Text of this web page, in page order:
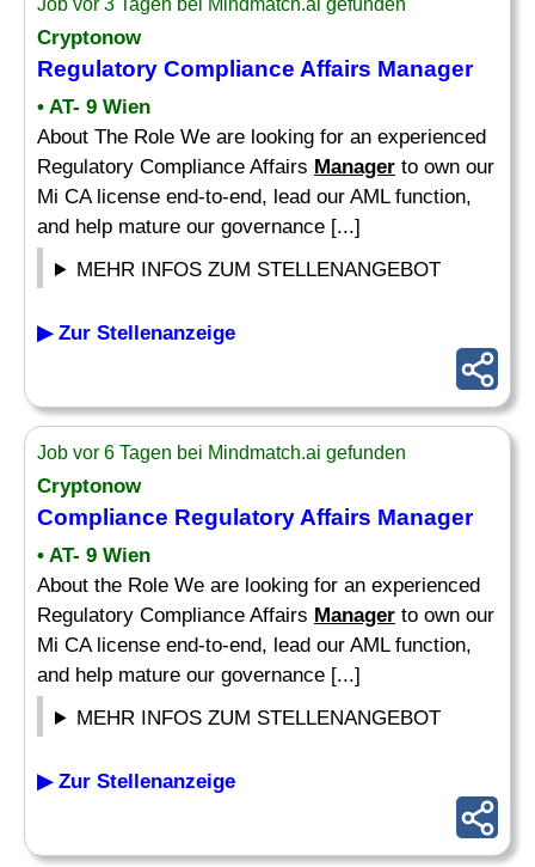
Job vor 3 Tagen bei Mindmatch.ai gefunden
Cryptonow
Regulatory Compliance Affairs Manager
• AT- 9 Wien
About The Role We are looking for an experienced
Regulatory Compliance Affairs Manager to own our
Mi CA license end-to-end, lead our AML function,
and help mature our governance [...]
MEHR INFOS ZUM STELLENANGEBOT
▶ Zur Stellenanzeige
Job vor 6 Tagen bei Mindmatch.ai gefunden
Cryptonow
Compliance Regulatory Affairs Manager
• AT- 9 Wien
About the Role We are looking for an experienced
Regulatory Compliance Affairs Manager to own our
Mi CA license end-to-end, lead our AML function,
and help mature our governance [...]
MEHR INFOS ZUM STELLENANGEBOT
▶ Zur Stellenanzeige